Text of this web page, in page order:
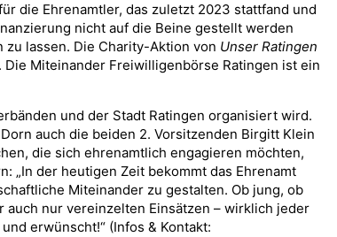
die Ehrenamtler, das zuletzt 2023 stattfand und
nicht auf die Beine gestellt werden
lassen. Die Charity-Aktion von Unser Ratingen
Miteinander Freiwilligenbörse Ratingen ist ein
und der Stadt Ratingen organisiert wird.
auch die beiden 2. Vorsitzenden Birgitt Klein
die sich ehrenamtlich engagieren möchten,
„In der heutigen Zeit bekommt das Ehrenamt
Miteinander zu gestalten. Ob jung, ob
nur vereinzelten Einsätzen – wirklich jeder
erwünscht!“ (Infos & Kontakt: